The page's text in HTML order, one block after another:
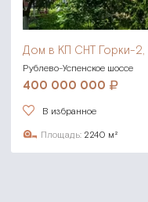
Дом в КП СНТ Горки-2,
Рублево-Успенское шоссе
400 000 000
В избранное
Площадь: 2240 м²